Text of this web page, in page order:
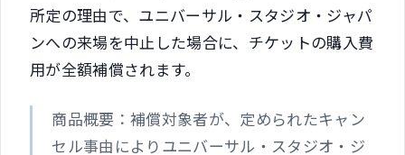
所定の理由で、ユニバーサル・スタジオ・ジャパ
ンへの来場を中止した場合に、チケットの購入費
用が全額補償されます。
商品概要：補償対象者が、定められたキャン
セル事由によりユニバーサル・スタジオ・ジ